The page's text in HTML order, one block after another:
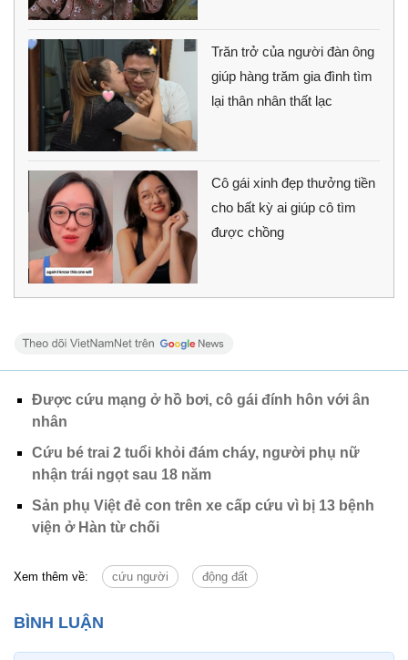
Trăn trở của người đàn ông
giúp hàng trăm gia đình tìm
lại thân nhân thất lạc
Cô gái xinh đẹp thưởng tiền
cho bất kỳ ai giúp cô tìm
được chồng
Được cứu mạng ở hồ bơi, cô gái đính hôn với ân
nhân
Cứu bé trai 2 tuổi khỏi đám cháy, người phụ nữ
nhận trái ngọt sau 18 năm
Sản phụ Việt đẻ con trên xe cấp cứu vì bị 13 bệnh
viện ở Hàn từ chối
Xem thêm về: cứu người động đất